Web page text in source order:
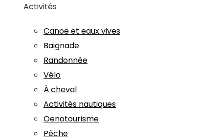
Activités
Canoë et eaux vives
Baignade
Randonnée
Vélo
À cheval
Activités nautiques
Oenotourisme
Pêche